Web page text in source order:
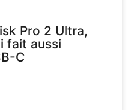
Pro 2 Ultra,
fait aussi
C